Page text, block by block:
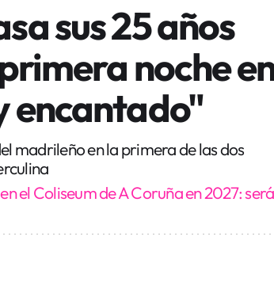
sus 25 años
noche
encantado"
madrileño en la primera de las dos
el Coliseum de A Coruña en 2027: será